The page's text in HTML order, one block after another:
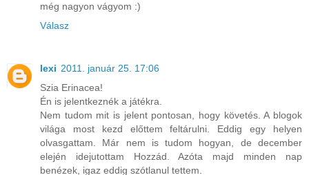
még nagyon vágyom :)
Válasz
lexi 2011. január 25. 17:06
Szia Erinacea!
Én is jelentkeznék a játékra.
Nem tudom mit is jelent pontosan, hogy követés. A blogok
világa most kezd előttem feltárulni. Eddig egy helyen
olvasgattam. Már nem is tudom hogyan, de december
elején idejutottam Hozzád. Azóta majd minden nap
benézek, igaz eddig szótlanul tettem.